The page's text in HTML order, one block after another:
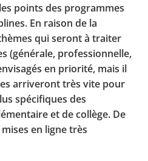
actualités
de l’APHG
recrutement
scolaires
tables rondes
publiés
points des programmes
En raison de la
qui seront à traiter
(générale, professionnelle,
en priorité, mais il
arriveront très vite pour
spécifiques des
et de collège. De
en ligne très